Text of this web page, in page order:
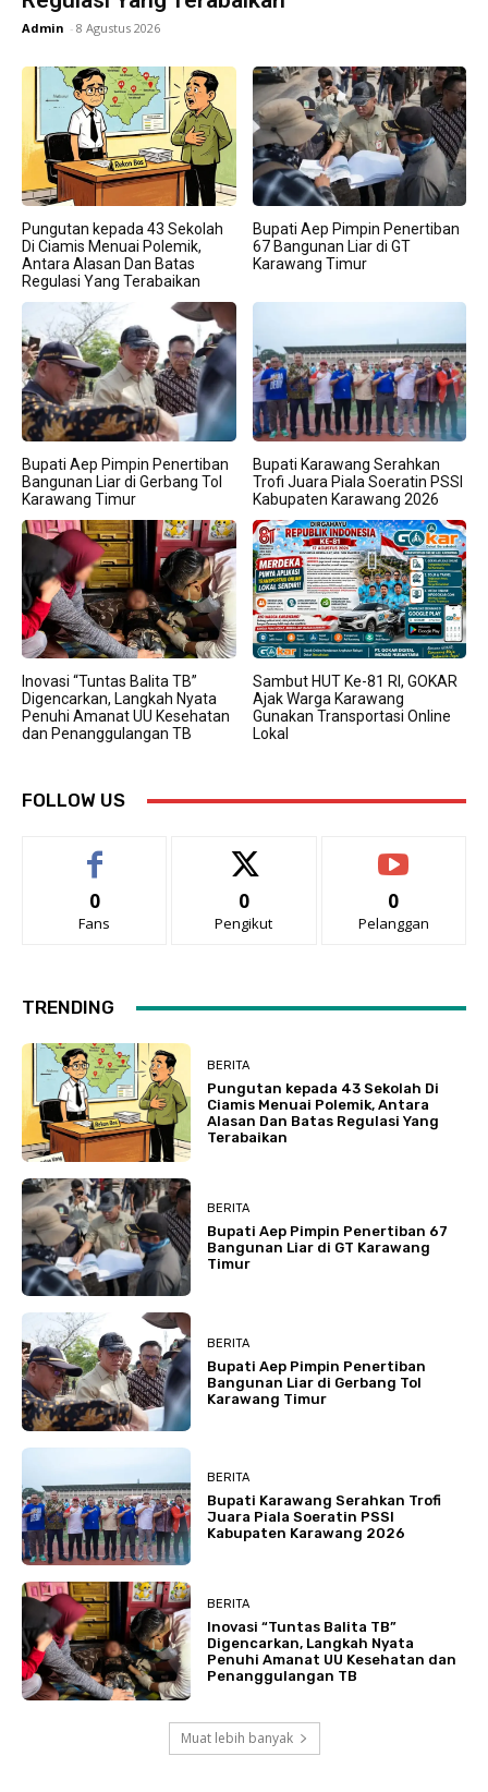
Admin - 8 Agustus 2026
Pungutan kepada 43 Sekolah
Di Ciamis Menuai Polemik,
Antara Alasan Dan Batas
Regulasi Yang Terabaikan
Bupati Aep Pimpin Penertiban
67 Bangunan Liar di GT
Karawang Timur
Bupati Aep Pimpin Penertiban
Bangunan Liar di Gerbang Tol
Karawang Timur
Bupati Karawang Serahkan
Trofi Juara Piala Soeratin PSSI
Kabupaten Karawang 2026
Inovasi “Tuntas Balita TB”
Digencarkan, Langkah Nyata
Penuhi Amanat UU Kesehatan
dan Penanggulangan TB
Sambut HUT Ke-81 RI, GOKAR
Ajak Warga Karawang
Gunakan Transportasi Online
Lokal
FOLLOW US
0
Fans
0
Pengikut
0
Pelanggan
TRENDING
BERITA
Pungutan kepada 43 Sekolah Di
Ciamis Menuai Polemik, Antara
Alasan Dan Batas Regulasi Yang
Terabaikan
BERITA
Bupati Aep Pimpin Penertiban 67
Bangunan Liar di GT Karawang
Timur
BERITA
Bupati Aep Pimpin Penertiban
Bangunan Liar di Gerbang Tol
Karawang Timur
BERITA
Bupati Karawang Serahkan Trofi
Juara Piala Soeratin PSSI
Kabupaten Karawang 2026
BERITA
Inovasi “Tuntas Balita TB”
Digencarkan, Langkah Nyata
Penuhi Amanat UU Kesehatan dan
Penanggulangan TB
Muat lebih banyak